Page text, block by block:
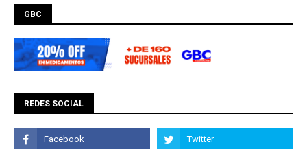
GBC
REDES SOCIAL